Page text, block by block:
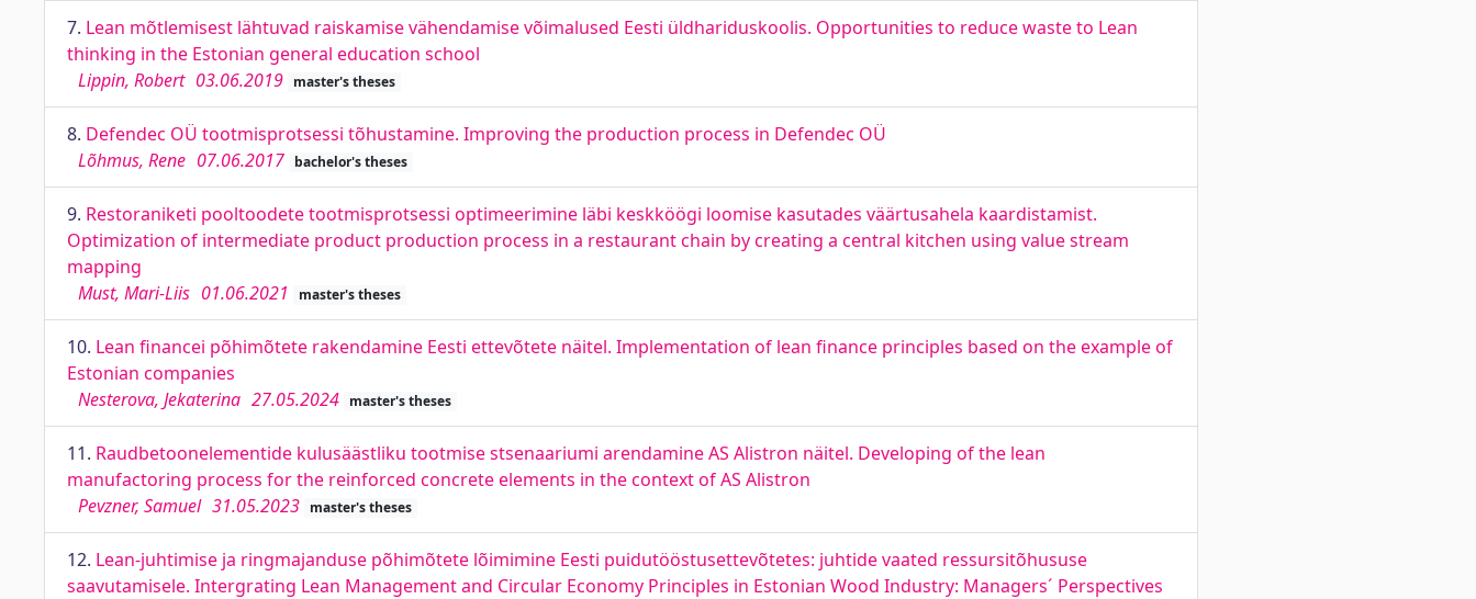
7. Lean mõtlemisest lähtuvad raiskamise vähendamise võimalused Eesti üldhariduskoolis. Opportunities to reduce waste to Lean
thinking in the Estonian general education school
Lippin, Robert 03.06.2019 master's theses
8. Defendec OÜ tootmisprotsessi tõhustamine. Improving the production process in Defendec OÜ
Lõhmus, Rene 07.06.2017 bachelor's theses
9. Restoraniketi pooltoodete tootmisprotsessi optimeerimine läbi keskköögi loomise kasutades väärtusahela kaardistamist.
Optimization of intermediate product production process in a restaurant chain by creating a central kitchen using value stream
mapping
Must, Mari-Liis 01.06.2021 master's theses
10. Lean financei põhimõtete rakendamine Eesti ettevõtete näitel. Implementation of lean finance principles based on the example of
Estonian companies
Nesterova, Jekaterina 27.05.2024 master's theses
11. Raudbetoonelementide kulusäästliku tootmise stsenaariumi arendamine AS Alistron näitel. Developing of the lean
manufactoring process for the reinforced concrete elements in the context of AS Alistron
Pevzner, Samuel 31.05.2023 master's theses
12. Lean-juhtimise ja ringmajanduse põhimõtete lõimimine Eesti puidutööstusettevõtetes: juhtide vaated ressursitõhususe
saavutamisele. Intergrating Lean Management and Circular Economy Principles in Estonian Wood Industry: Managers´ Perspectives